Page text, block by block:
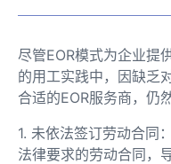
尽管EOR模式为企业提
的用工实践中，因缺乏
合适的EOR服务商，仍
1. 未依法签订劳动合同
法律要求的劳动合同，